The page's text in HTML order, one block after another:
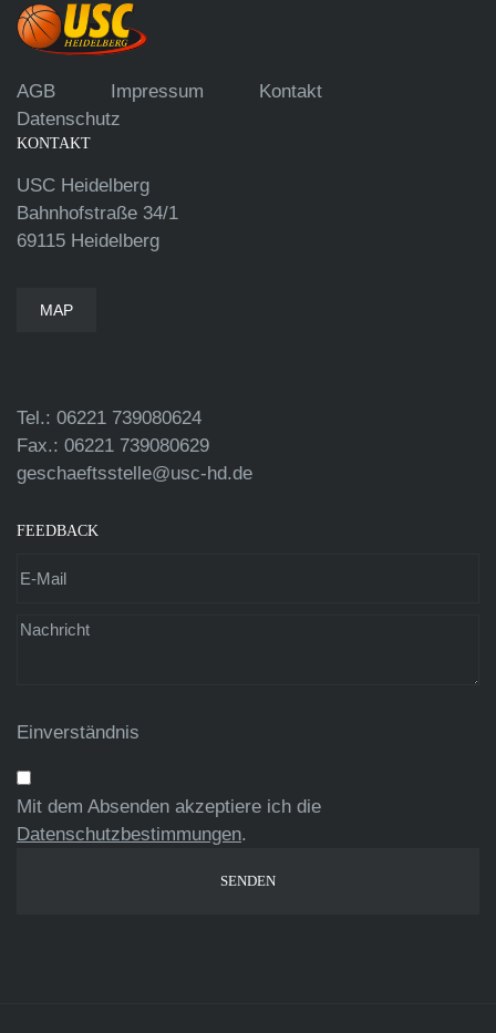
AGB Impressum
Kontakt
Datenschutz
KONTAKT
USC Heidelberg
Bahnhofstraße 34/1
69115 Heidelberg
MAP
Tel.: 06221 739080624
Fax.: 06221 739080629
geschaeftsstelle@usc-hd.de
FEEDBACK
Einverständnis
Mit dem Absenden akzeptiere ich die
Datenschutzbestimmungen.